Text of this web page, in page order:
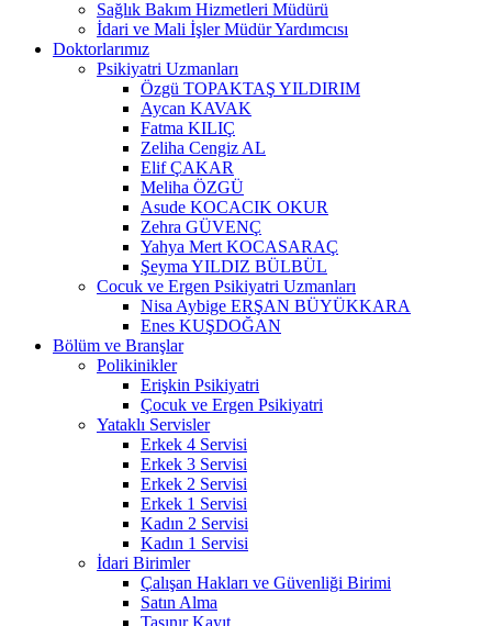
Sağlık Bakım Hizmetleri Müdürü
İdari ve Mali İşler Müdür Yardımcısı
Doktorlarımız
Psikiyatri Uzmanları
Özgü TOPAKTAŞ YILDIRIM
Aycan KAVAK
Fatma KILIÇ
Zeliha Cengiz AL
Elif ÇAKAR
Meliha ÖZGÜ
Asude KOCACIK OKUR
Zehra GÜVENÇ
Yahya Mert KOCASARAÇ
Şeyma YILDIZ BÜLBÜL
Cocuk ve Ergen Psikiyatri Uzmanları
Nisa Aybige ERŞAN BÜYÜKKARA
Enes KUŞDOĞAN
Bölüm ve Branşlar
Polikinikler
Erişkin Psikiyatri
Çocuk ve Ergen Psikiyatri
Yataklı Servisler
Erkek 4 Servisi
Erkek 3 Servisi
Erkek 2 Servisi
Erkek 1 Servisi
Kadın 2 Servisi
Kadın 1 Servisi
İdari Birimler
Çalışan Hakları ve Güvenliği Birimi
Satın Alma
Taşınır Kayıt